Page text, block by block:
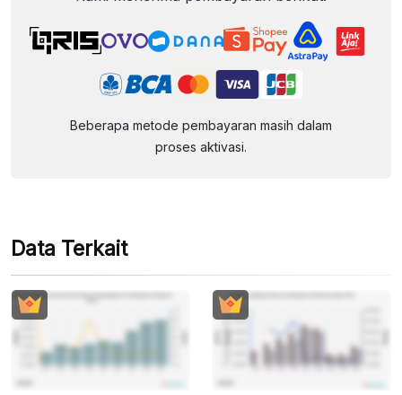
Beberapa metode pembayaran masih dalam
proses aktivasi.
Data Terkait